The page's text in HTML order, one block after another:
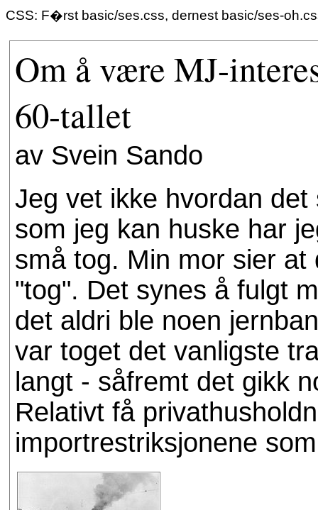
CSS: F�rst basic/ses.css, dernest basic/ses-
Om å være MJ-
60-tallet
av Svein Sando
Jeg vet ikke hvordan
som jeg kan huske har
små tog. Min mor sier
"tog". Det synes å fulgt
det aldri ble noen
var toget det vanligste
langt - såfremt det gikk
Relativt få
importrestriksjonene